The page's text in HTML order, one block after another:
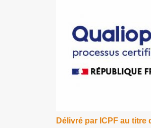
Délivré par ICPF au titre